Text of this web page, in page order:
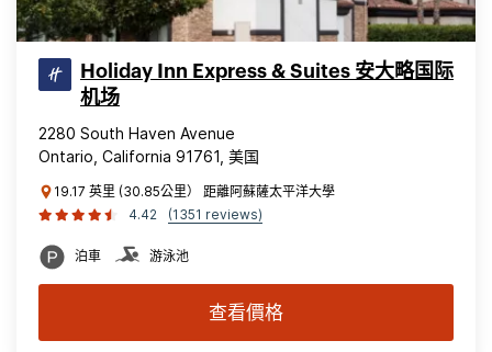
Holiday Inn Express & Suites 安大略国际
机场
2280 South Haven Avenue
Ontario, California 91761, 美国
19.17 英里 (30.85公里） 距離阿蘇薩太平洋大學
4.42
(1351 reviews)
泊車 游泳池
查看價格